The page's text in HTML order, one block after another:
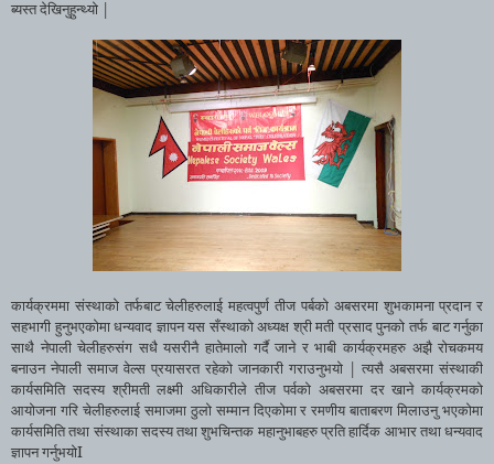
ब्यस्त देखिनुहुन्थ्यो
कार्यक्रममा संस्थाको तर्फबाट चेलीहरुलाई महत्वपुर्ण तीज पर्बको अबसरमा शुभकामना प्रदान र
सहभागी हुनुभएकोमा धन्यवाद ज्ञापन यस सँस्थाको अध्यक्ष श्री मती प्रसाद पुनको तर्फ बाट गर्नुका
साथै नेपाली चेलीहरुसंग सधै यसरीनै हातेमालो गर्दै जाने र भाबी कार्यक्रमहरु अझै रोचकमय
बनाउन नेपाली समाज वेल्स प्रयासरत रहेको जानकारी गराउनुभयो त्यसै अबसरमा संस्थाकी
कार्यसमिति सदस्य श्रीमती लक्ष्मी अधिकारीले तीज पर्वको अबसरमा दर खाने कार्यक्रमको
आयोजना गरि चेलीहरुलाई समाजमा ठुलो सम्मान दिएकोमा र रमणीय बाताबरण मिलाउनु भएकोमा
कार्यसमिति तथा संस्थाका सदस्य तथा शुभचिन्तक महानुभाबहरु प्रति हार्दिक आभार तथा धन्यवाद
ज्ञापन गर्नुभयोI